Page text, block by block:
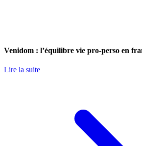
Venidom : l’équilibre vie pro-perso en
Lire la suite